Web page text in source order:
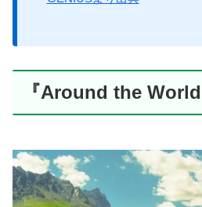
『Around the